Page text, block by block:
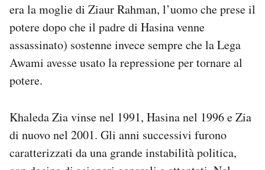
era la moglie di Ziaur Rahman, l’uomo che prese il
potere dopo che il padre di Hasina venne
assassinato) sostenne invece sempre che la Lega
Awami avesse usato la repressione per tornare al
potere.
Khaleda Zia vinse nel 1991, Hasina nel 1996 e Zia
di nuovo nel 2001. Gli anni successivi furono
caratterizzati da una grande instabilità politica,